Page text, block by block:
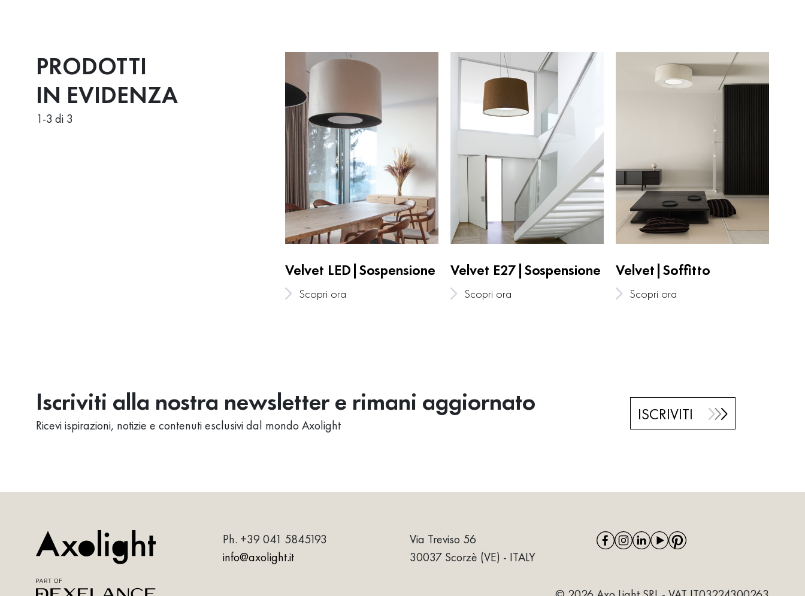
PRODOTTI
IN EVIDENZA
1-3 di 3
Velvet LED|Sospensione
Scopri ora
Velvet E27|Sospensione
Scopri ora
Velvet|Soffitto
Scopri ora
Iscriviti alla nostra newsletter e rimani aggiornato
Ricevi ispirazioni, notizie e contenuti esclusivi dal mondo Axolight
ISCRIVITI
Ph. +39 041 5845193
info@axolight.it
Via Treviso 56
30037 Scorzè (VE) - ITALY